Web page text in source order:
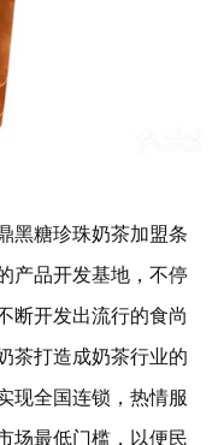
黑糖珍珠奶茶加盟条
产品开发基地，不停
断开发出流行的食尚
茶打造成奶茶行业的
现全国连锁，热情服
场最低门槛，以便民